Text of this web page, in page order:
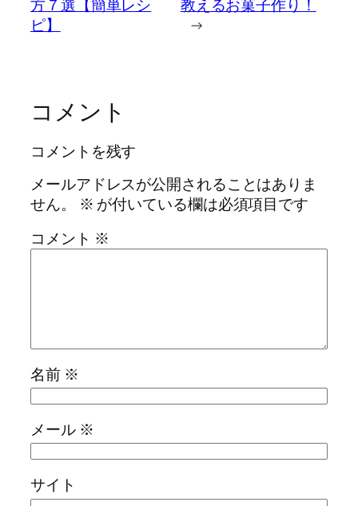
方７選【簡単レシ
ピ】
教えるお菓子作り！
→
コメント
コメントを残す
メールアドレスが公開されることはありま
せん。
※ が付いている欄は必須項目です
コメント ※
名前 ※
メール ※
サイト